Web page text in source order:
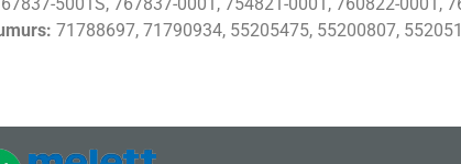
5001S, 767837-0001, 754821-0001, 760822-0001,
71788697, 71790934, 55205475, 55200807,